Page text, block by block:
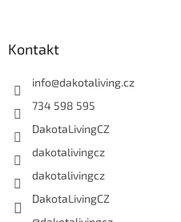
Kontakt
info@dakotaliving.cz
734 598 595
DakotaLivingCZ
dakotalivingcz
dakotalivingcz
DakotaLivingCZ